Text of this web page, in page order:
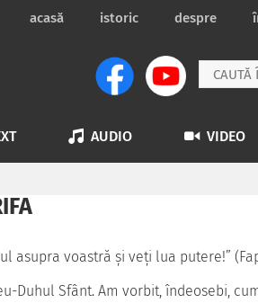
acasă istoric despre
AUDIO VIDEO
asupra voastră şi veţi lua putere!”
Duhul Sfânt. Am vorbit, îndeosebi,